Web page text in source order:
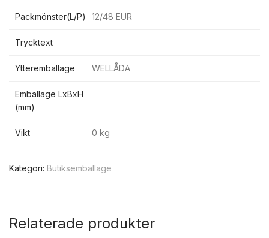
Packmönster(L/P) 12/48 EUR
Trycktext
Ytteremballage WELLÅDA
Emballage LxBxH
(mm)
Vikt 0 kg
Kategori: Butiksemballage
Relaterade produkter